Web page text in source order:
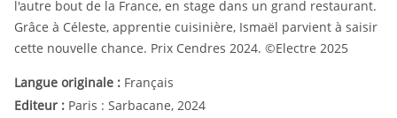
l'autre bout de la France, en stage dans un grand restaurant.
Grâce à Céleste, apprentie cuisinière, Ismaël parvient à saisir
cette nouvelle chance. Prix Cendres 2024. ©Electre 2025
Langue originale : Français
Editeur : Paris : Sarbacane, 2024